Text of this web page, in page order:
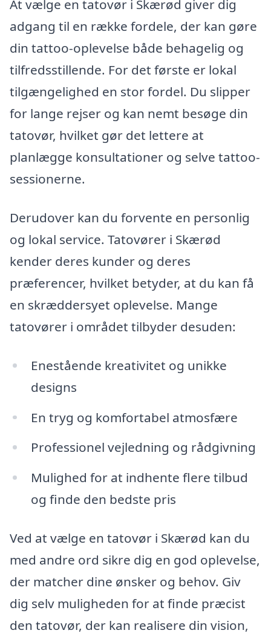
At vælge en tatovør i Skærød giver dig
adgang til en række fordele, der kan gøre
din tattoo-oplevelse både behagelig og
tilfredsstillende. For det første er lokal
tilgængelighed en stor fordel. Du slipper
for lange rejser og kan nemt besøge din
tatovør, hvilket gør det lettere at
planlægge konsultationer og selve tattoo-
sessionerne.
Derudover kan du forvente en personlig
og lokal service. Tatovører i Skærød
kender deres kunder og deres
præferencer, hvilket betyder, at du kan få
en skræddersyet oplevelse. Mange
tatovører i området tilbyder desuden:
Enestående kreativitet og unikke
designs
En tryg og komfortabel atmosfære
Professionel vejledning og rådgivning
Mulighed for at indhente flere tilbud
og finde den bedste pris
Ved at vælge en tatovør i Skærød kan du
med andre ord sikre dig en god oplevelse,
der matcher dine ønsker og behov. Giv
dig selv muligheden for at finde præcist
den tatovør, der kan realisere din vision,